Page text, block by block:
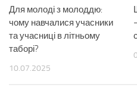
Для молоді з молоддю:
чому навчалися учасники
та учасниці в літньому
таборі?
10.07.2025